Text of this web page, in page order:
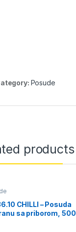
Posude
products
CHILLI – Posuda
sa priborom, 500